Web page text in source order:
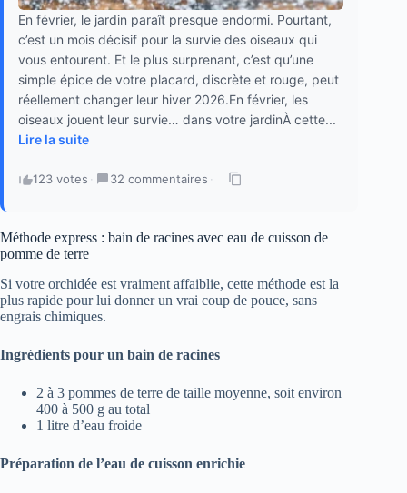
En février, le jardin paraît presque endormi. Pourtant,
c’est un mois décisif pour la survie des oiseaux qui
vous entourent. Et le plus surprenant, c’est qu’une
simple épice de votre placard, discrète et rouge, peut
réellement changer leur hiver 2026.En février, les
oiseaux jouent leur survie… dans votre jardinÀ cette...
Lire la suite
123 votes · 32 commentaires ·
Méthode express : bain de racines avec eau de cuisson de
pomme de terre
Si votre orchidée est vraiment affaiblie, cette méthode est la
plus rapide pour lui donner un vrai coup de pouce, sans
engrais chimiques.
Ingrédients pour un bain de racines
2 à 3 pommes de terre de taille moyenne, soit environ
400 à 500 g au total
1 litre d’eau froide
Préparation de l’eau de cuisson enrichie